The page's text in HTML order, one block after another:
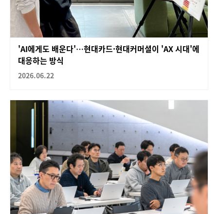
'AI에게도 배운다'…현대카드·현대커머셜이 'AX 시대'에
대응하는 방식
2026.06.22